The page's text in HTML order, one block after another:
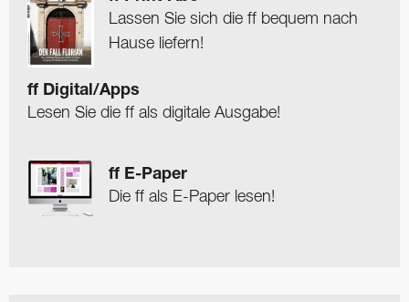
Lassen Sie sich die ff bequem nach
Hause liefern!
ff Digital/Apps
Lesen Sie die ff als digitale Ausgabe!
ff E-Paper
Die ff als E-Paper lesen!